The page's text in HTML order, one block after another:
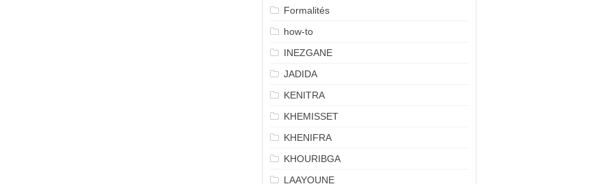
Formalités
how-to
INEZGANE
JADIDA
KENITRA
KHEMISSET
KHENIFRA
KHOURIBGA
LAAYOUNE